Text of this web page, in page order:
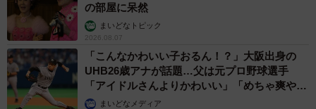
の部屋に呆然
まいどなトピック
2026.08.07
「こんなかわいい子おるん！？」大阪出身の
UHB26歳アナが話題…父は元プロ野球選手
「アイドルさんよりかわいい」「めちゃ爽や
か」まいどなメディア